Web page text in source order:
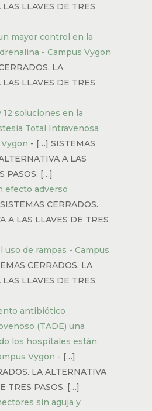
LLAVES DE TRES
mayor control en la
- Campus Vygon
LA
LLAVES DE TRES
soluciones en la
Total Intravenosa
- […] SISTEMAS
A LAS
PASOS. […]
efecto adverso
CERRADOS.
A LAS LLAVES DE TRES
uso de rampas - Campus
CERRADOS. LA
LLAVES DE TRES
antibiótico
(TADE) una
los hospitales están
Vygon - […]
LA ALTERNATIVA
TRES PASOS. […]
sin aguja y